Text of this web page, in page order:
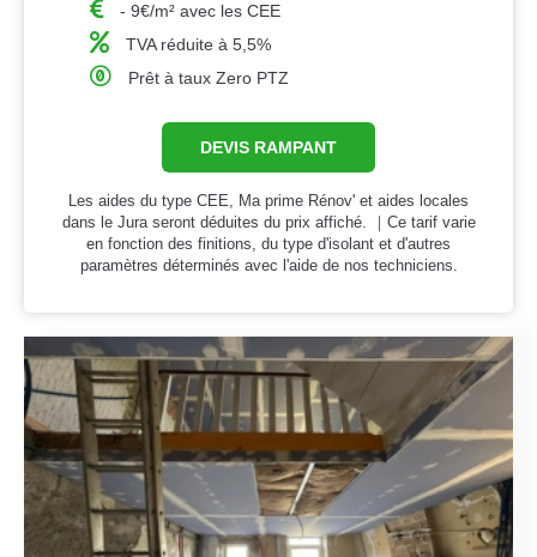
- 9€/m² avec les CEE
TVA réduite à 5,5%
Prêt à taux Zero PTZ
DEVIS RAMPANT
Les aides du type CEE, Ma prime Rénov' et aides locales
dans le Jura seront déduites du prix affiché. ｜Ce tarif varie
en fonction des finitions, du type d'isolant et d'autres
paramètres déterminés avec l'aide de nos techniciens.